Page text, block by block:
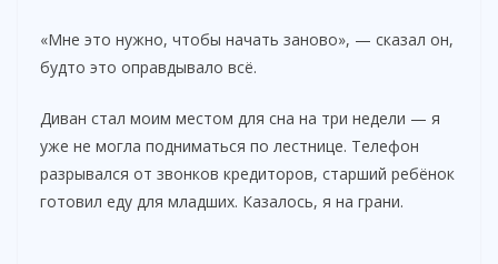
«Мне это нужно, чтобы начать заново», — сказал он,
будто это оправдывало всё.
Диван стал моим местом для сна на три недели — я
уже не могла подниматься по лестнице. Телефон
разрывался от звонков кредиторов, старший ребёнок
готовил еду для младших. Казалось, я на грани.